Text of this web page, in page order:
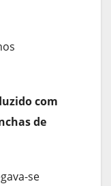
com
de
se